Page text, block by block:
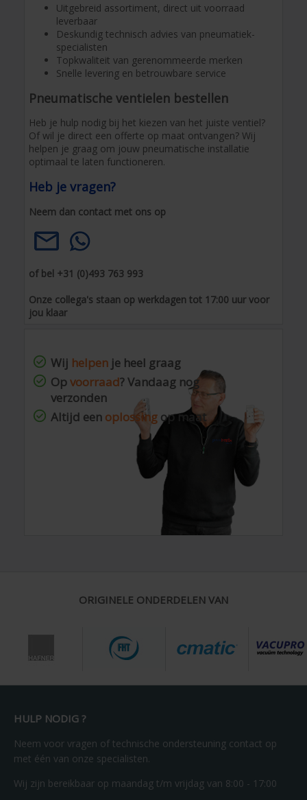
Uitgebreid assortiment, direct uit voorraad
leverbaar
Deskundig technisch advies van pneumatiek-
specialisten
Topkwaliteit van gerenommeerde merken
Snelle levering en betrouwbare service
Pneumatische ventielen bestellen
Heb je hulp nodig bij het kiezen van het juiste ventiel?
Of wil je direct een offerte op maat ontvangen? Wij
helpen je graag om jouw pneumatische installatie
optimaal te laten functioneren.
Heb je vragen?
Neem dan contact met ons op
of bel +31 (0)493 763 993
Onze collega's staan op werkdagen tot 17:00 uur voor
jou klaar
Wij helpen je heel graag
Opvoorraad? Vandaag nog
verzonden
Altijd een oplossing op maat
ORIGINELE ONDERDELEN VAN
HULP NODIG ?
Neem voor vragen of technische ondersteuning contact op
met één van onze specialisten.
Wij zijn bereikbaar op maandag t/m vrijdag van 8:00 - 17:00